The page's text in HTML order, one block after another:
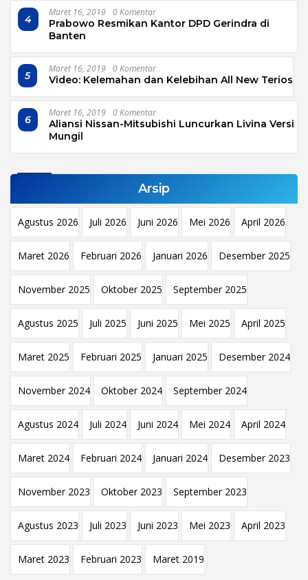
4
Maret 16, 2019 0 Komentar
Prabowo Resmikan Kantor DPD Gerindra di
Banten
5
Maret 16, 2019 0 Komentar
Video: Kelemahan dan Kelebihan All New Terios
6
Maret 16, 2019 0 Komentar
Aliansi Nissan-Mitsubishi Luncurkan Livina Versi
Mungil
Arsip
Agustus 2026 Juli 2026 Juni 2026 Mei 2026 April 2026
Maret 2026 Februari 2026 Januari 2026 Desember 2025
November 2025 Oktober 2025 September 2025
Agustus 2025 Juli 2025 Juni 2025 Mei 2025 April 2025
Maret 2025 Februari 2025 Januari 2025 Desember 2024
November 2024 Oktober 2024 September 2024
Agustus 2024 Juli 2024 Juni 2024 Mei 2024 April 2024
Maret 2024 Februari 2024 Januari 2024 Desember 2023
November 2023 Oktober 2023 September 2023
Agustus 2023 Juli 2023 Juni 2023 Mei 2023 April 2023
Maret 2023 Februari 2023 Maret 2019